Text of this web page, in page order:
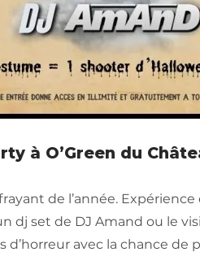
à O’Green du
de l’année.
dj set de DJ Amand ou le
d’horreur avec la chance